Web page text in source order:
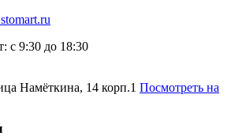
с 9:30 до 18:30
Намёткина, 14 корп.1 Посмотреть на